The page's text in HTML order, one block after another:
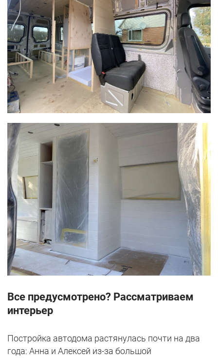
Все предусмотрено? Рассматриваем
интерьер
Постройка автодома растянулась почти на два
года: Анна и Алексей из-за большой